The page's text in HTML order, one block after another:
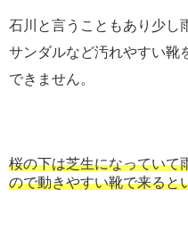
石川と言うこともあり少し
サンダルなど汚れやすい靴
できません。
桜の下は芝生になっていて
ので動きやすい靴で来ると